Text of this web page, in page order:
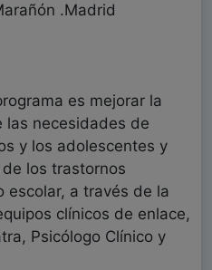
.Madrid
es mejorar la
las necesidades de
y los adolescentes y
los trastornos
escolar, a través de la
clínicos de enlace,
Psicólogo Clínico y